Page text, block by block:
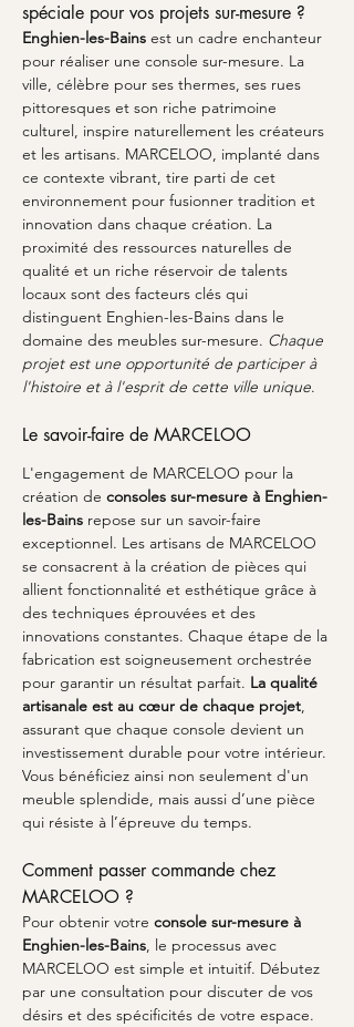
spéciale pour vos projets sur-mesure ?
Enghien-les-Bains est un cadre enchanteur
pour réaliser une console sur-mesure. La
ville, célèbre pour ses thermes, ses rues
pittoresques et son riche patrimoine
culturel, inspire naturellement les créateurs
et les artisans. MARCELOO, implanté dans
ce contexte vibrant, tire parti de cet
environnement pour fusionner tradition et
innovation dans chaque création. La
proximité des ressources naturelles de
qualité et un riche réservoir de talents
locaux sont des facteurs clés qui
distinguent Enghien-les-Bains dans le
domaine des meubles sur-mesure. Chaque
projet est une opportunité de participer à
l'histoire et à l'esprit de cette ville unique.
Le savoir-faire de MARCELOO
L'engagement de MARCELOO pour la
création de consoles sur-mesure à Enghien-
les-Bains repose sur un savoir-faire
exceptionnel. Les artisans de MARCELOO
se consacrent à la création de pièces qui
allient fonctionnalité et esthétique grâce à
des techniques éprouvées et des
innovations constantes. Chaque étape de la
fabrication est soigneusement orchestrée
pour garantir un résultat parfait. La qualité
artisanale est au cœur de chaque projet,
assurant que chaque console devient un
investissement durable pour votre intérieur.
Vous bénéficiez ainsi non seulement d'un
meuble splendide, mais aussi d’une pièce
qui résiste à l’épreuve du temps.
Comment passer commande chez
MARCELOO ?
Pour obtenir votre console sur-mesure à
Enghien-les-Bains, le processus avec
MARCELOO est simple et intuitif. Débutez
par une consultation pour discuter de vos
désirs et des spécificités de votre espace.